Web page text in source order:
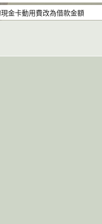
金卡動用費改為借款金額